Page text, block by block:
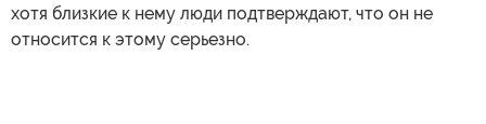
хотя близкие к нему люди подтверждают, что он не
относится к этому серьезно.